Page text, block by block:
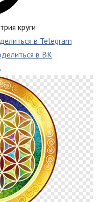
круги
в Telegram
в ВК